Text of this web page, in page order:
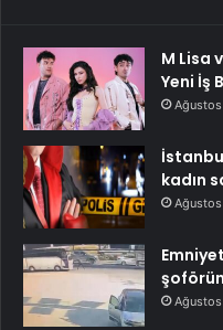
M Lisa
Yeni İş
kadın